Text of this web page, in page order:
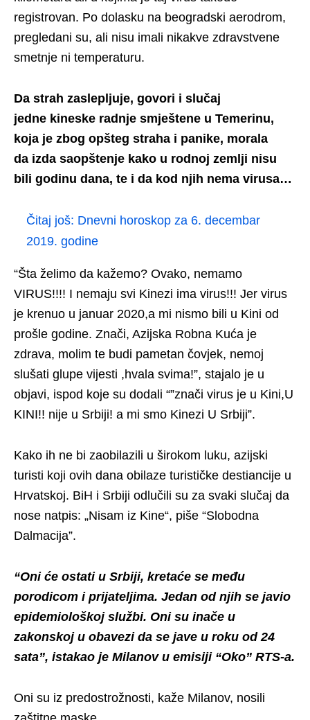
registrovan. Po dolasku na beogradski aerodrom,
pregledani su, ali nisu imali nikakve zdravstvene
smetnje ni temperaturu.
Da strah zaslepljuje, govori i slučaj
jedne kineske radnje smještene u Temerinu,
koja je zbog opšteg straha i panike, morala
da izda saopštenje kako u rodnoj zemlji nisu
bili godinu dana, te i da kod njih nema virusa…
Čitaj još: Dnevni horoskop za 6. decembar
2019. godine
“Šta želimo da kažemo? Ovako, nemamo
VIRUS!!!! I nemaju svi Kinezi ima virus!!! Jer virus
je krenuo u januar 2020,a mi nismo bili u Kini od
prošle godine. Znači, Azijska Robna Kuća je
zdrava, molim te budi pametan čovjek, nemoj
slušati glupe vijesti ,hvala svima!”, stajalo je u
objavi, ispod koje su dodali “”znači virus je u Kini,U
KINI!! nije u Srbiji! a mi smo Kinezi U Srbiji”.
Kako ih ne bi zaobilazili u širokom luku, azijski
turisti koji ovih dana obilaze turističke destiancije u
Hrvatskoj. BiH i Srbiji odlučili su za svaki slučaj da
nose natpis: „Nisam iz Kine“, piše “Slobodna
Dalmacija”.
“Oni će ostati u Srbiji, kretaće se među
porodicom i prijateljima. Jedan od njih se javio
epidemiološkoj službi. Oni su inače u
zakonskoj u obavezi da se jave u roku od 24
sata”, istakao je Milanov u emisiji “Oko” RTS-a.
Oni su iz predostrožnosti, kaže Milanov, nosili